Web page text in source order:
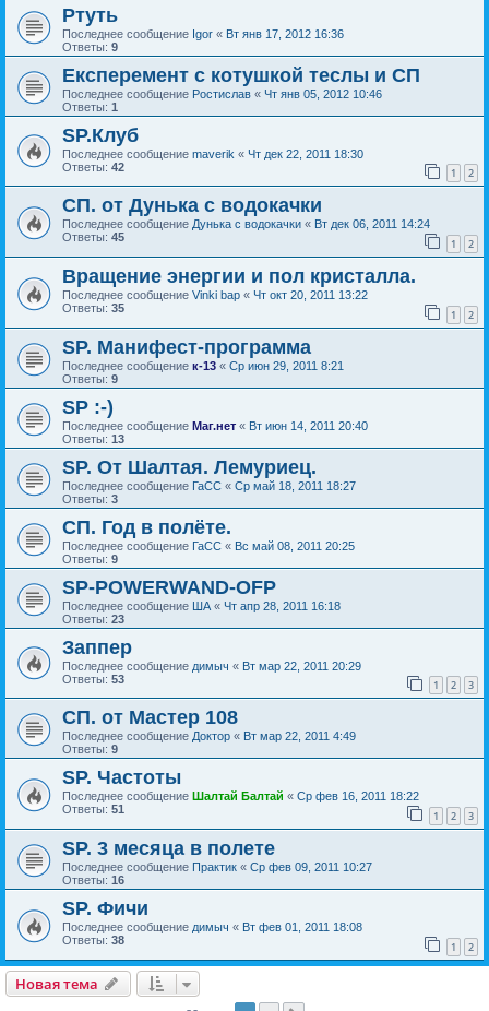
Ртуть
Последнее сообщение Igor « Вт янв 17, 2012 16:36
Ответы: 9
Експеремент с котушкой теслы и СП
Последнее сообщение Ростислав « Чт янв 05, 2012 10:46
Ответы: 1
SP.Клуб
Последнее сообщение maverik « Чт дек 22, 2011 18:30
Ответы: 42 1 2
СП. от Дунька с водокачки
Последнее сообщение Дунька с водокачки « Вт дек 06, 2011 14:24
Ответы: 45 1 2
Вращение энергии и пол кристалла.
Последнее сообщение Vinki bap « Чт окт 20, 2011 13:22
Ответы: 35 1 2
SP. Манифест-программа
Последнее сообщение к-13 « Ср июн 29, 2011 8:21
Ответы: 9
SP :-)
Последнее сообщение Маг.нет « Вт июн 14, 2011 20:40
Ответы: 13
SP. От Шалтая. Лемуриец.
Последнее сообщение ГаСС « Ср май 18, 2011 18:27
Ответы: 3
СП. Год в полёте.
Последнее сообщение ГаСС « Вс май 08, 2011 20:25
Ответы: 9
SP-POWERWAND-OFP
Последнее сообщение ША « Чт апр 28, 2011 16:18
Ответы: 23
Заппер
Последнее сообщение димыч « Вт мар 22, 2011 20:29
Ответы: 53 1 2 3
СП. от Мастер 108
Последнее сообщение Доктор « Вт мар 22, 2011 4:49
Ответы: 9
SP. Частоты
Последнее сообщение Шалтай Балтай « Ср фев 16, 2011 18:22
Ответы: 51 1 2 3
SP. 3 месяца в полете
Последнее сообщение Практик « Ср фев 09, 2011 10:27
Ответы: 16
SP. Фичи
Последнее сообщение димыч « Вт фев 01, 2011 18:08
Ответы: 38 1 2
Новая тема